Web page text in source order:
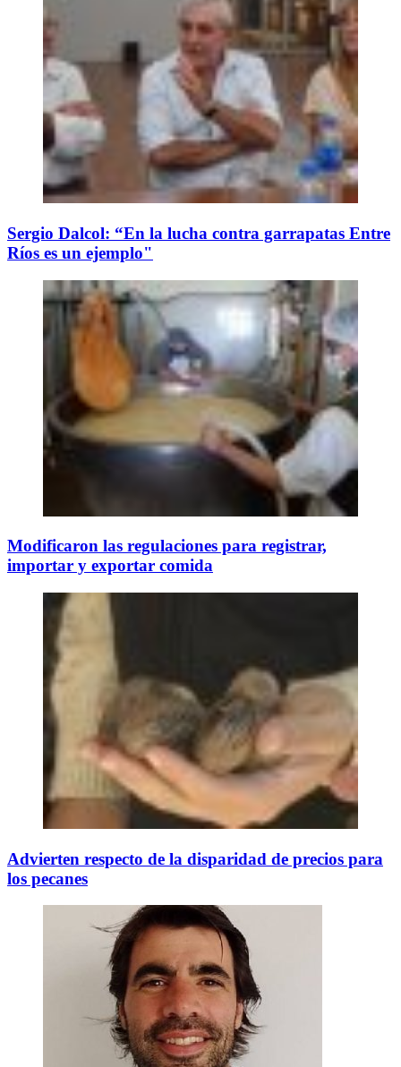
Sergio Dalcol: “En la lucha contra garrapatas Entre
Ríos es un ejemplo"
Modificaron las regulaciones para registrar,
importar y exportar comida
Advierten respecto de la disparidad de precios para
los pecanes